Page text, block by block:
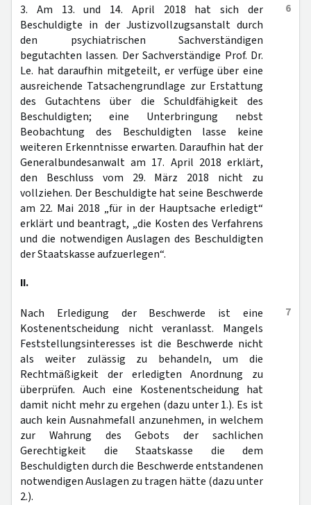
6
3. Am 13. und 14. April 2018 hat sich der
Beschuldigte in der Justizvollzugsanstalt durch
den psychiatrischen Sachverständigen
begutachten lassen. Der Sachverständige Prof. Dr.
Le. hat daraufhin mitgeteilt, er verfüge über eine
ausreichende Tatsachengrundlage zur Erstattung
des Gutachtens über die Schuldfähigkeit des
Beschuldigten; eine Unterbringung nebst
Beobachtung des Beschuldigten lasse keine
weiteren Erkenntnisse erwarten. Daraufhin hat der
Generalbundesanwalt am 17. April 2018 erklärt,
den Beschluss vom 29. März 2018 nicht zu
vollziehen. Der Beschuldigte hat seine Beschwerde
am 22. Mai 2018 „für in der Hauptsache erledigt“
erklärt und beantragt, „die Kosten des Verfahrens
und die notwendigen Auslagen des Beschuldigten
der Staatskasse aufzuerlegen“.
II.
7
Nach Erledigung der Beschwerde ist eine
Kostenentscheidung nicht veranlasst. Mangels
Feststellungsinteresses ist die Beschwerde nicht
als weiter zulässig zu behandeln, um die
Rechtmäßigkeit der erledigten Anordnung zu
überprüfen. Auch eine Kostenentscheidung hat
damit nicht mehr zu ergehen (dazu unter 1.). Es ist
auch kein Ausnahmefall anzunehmen, in welchem
zur Wahrung des Gebots der sachlichen
Gerechtigkeit die Staatskasse die dem
Beschuldigten durch die Beschwerde entstandenen
notwendigen Auslagen zu tragen hätte (dazu unter
2.).